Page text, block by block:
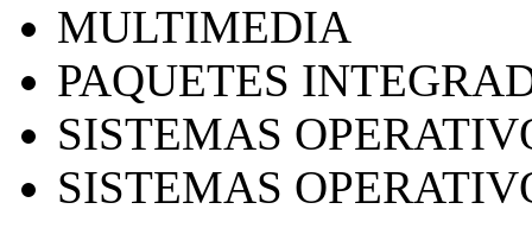
MULTIMEDIA
PAQUETES
SISTEMAS
SISTEMAS